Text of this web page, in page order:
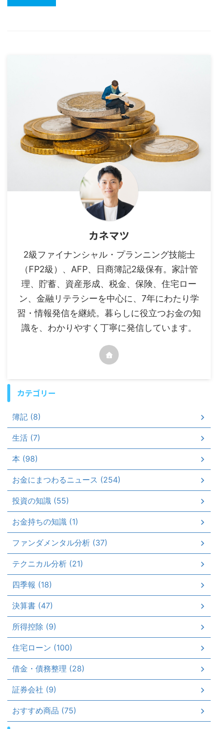
カネマツ
2級ファイナンシャル・プランニング技能士
（FP2級）、AFP、日商簿記2級保有。家計管
理、貯蓄、資産形成、税金、保険、住宅ロー
ン、金融リテラシーを中心に、7年にわたり学
習・情報発信を継続。暮らしに役立つお金の知
識を、わかりやすく丁寧に発信しています。
カテゴリー
簿記 (8)
生活 (7)
本 (98)
お金にまつわるニュース (254)
投資の知識 (55)
お金持ちの知識 (1)
ファンダメンタル分析 (37)
テクニカル分析 (21)
四季報 (18)
決算書 (47)
所得控除 (9)
住宅ローン (100)
借金・債務整理 (28)
証券会社 (9)
おすすめ商品 (75)